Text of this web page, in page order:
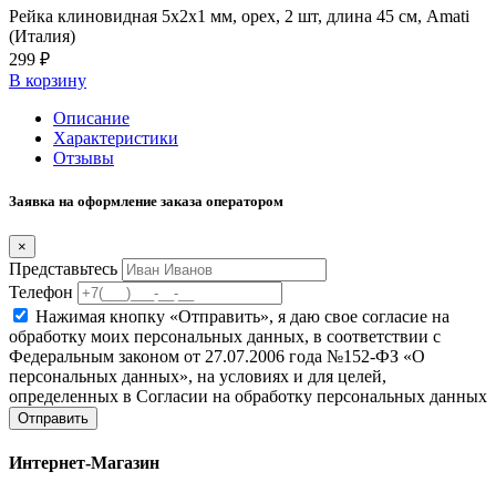
Рейка клиновидная 5х2х1 мм, орех, 2 шт, длина 45 см, Amati
(Италия)
299 ₽
В корзину
Описание
Характеристики
Отзывы
Заявка на оформление заказа оператором
×
Представьтесь
Телефон
Нажимая кнопку «Отправить», я даю свое согласие на
обработку моих персональных данных, в соответствии с
Федеральным законом от 27.07.2006 года №152-ФЗ «О
персональных данных», на условиях и для целей,
определенных в Согласии на обработку персональных данных
Отправить
Интернет-Магазин